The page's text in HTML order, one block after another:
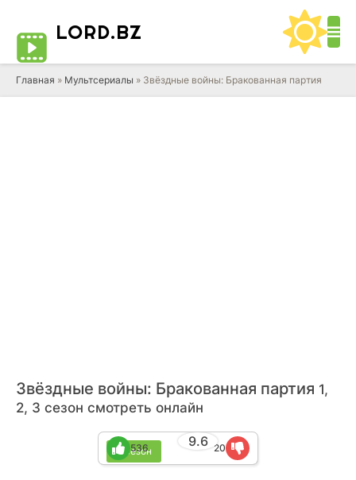
LORD.BZ
Главная » Мультсериалы » Звёздные войны: Бракованная партия
Звёздные войны: Бракованная партия 1,
2, 3 сезон смотреть онлайн
3 сезон
9.6
536 20